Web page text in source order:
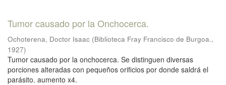
Tumor causado por la Onchocerca.
Ochoterena, Doctor Isaac (Biblioteca Fray Francisco de Burgoa.,
1927)
Tumor causado por la onchocerca. Se distinguen diversas
porciones alteradas con pequeños orificios por donde saldrá el
parásito. aumento x4.